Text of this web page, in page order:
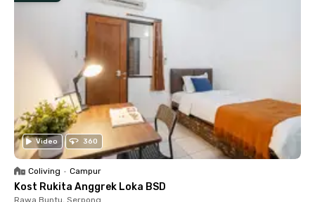
Video 360
Coliving • Campur
Kost Rukita Anggrek Loka BSD
Rawa Buntu, Serpong